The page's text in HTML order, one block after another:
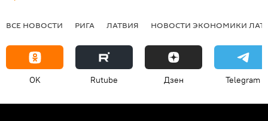
ВСЕ НОВОСТИ РИГА ЛАТВИЯ НОВОСТИ ЭКОНОМИКИ
OK Rutube Дзен Telegram